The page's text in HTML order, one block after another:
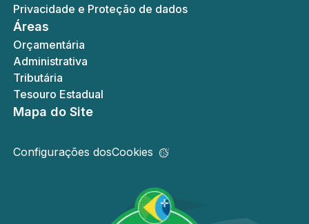
Privacidade e Proteção de dados
Áreas
Orçamentária
Administrativa
Tributária
Tesouro Estadual
Mapa do Site
Configurações dosCookies